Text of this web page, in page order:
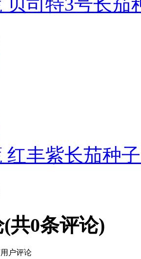
红丰紫长茄种
(共0条评论)
户评论